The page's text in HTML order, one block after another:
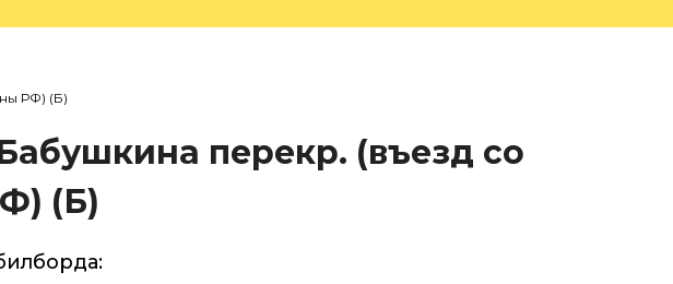
РФ) (Б)
перекр. (въезд со
(Б)